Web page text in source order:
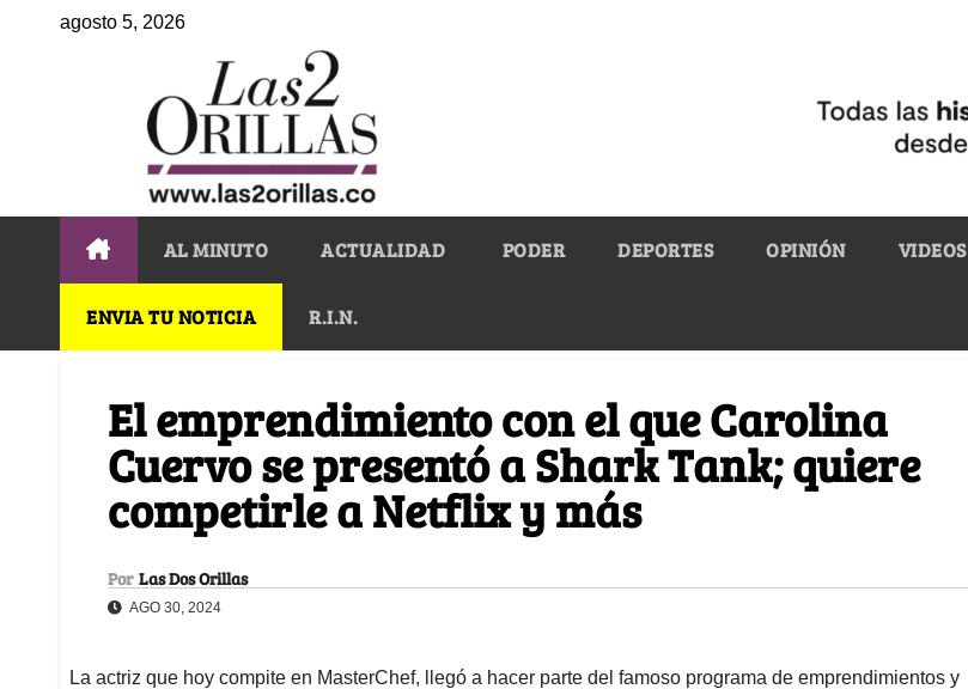
agosto 5, 2026
AL MINUTO ACTUALIDAD PODER DEPORTES OPINIÓN VIDEOS
ENVIA TU NOTICIA R.I.N.
El emprendimiento con el que Carolina
Cuervo se presentó a Shark Tank; quiere
competirle a Netflix y más
Por Las Dos Orillas
AGO 30, 2024
La actriz que hoy compite en MasterChef, llegó a hacer parte del famoso programa de emprendimientos y